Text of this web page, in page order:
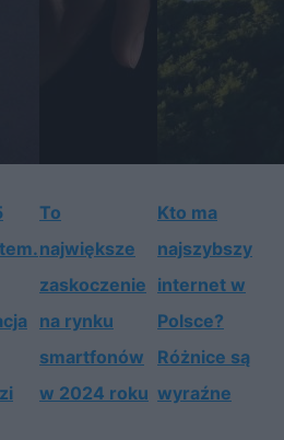
To
największe
zaskoczenie
na rynku
smartfonów
w 2024 roku
Kto ma
najszybszy
internet w
Polsce?
Różnice są
wyraźne